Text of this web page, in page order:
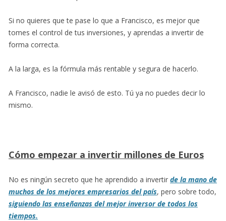
Si no quieres que te pase lo que a Francisco, es mejor que
tomes el control de tus inversiones, y aprendas a invertir de
forma correcta.
A la larga, es la fórmula más rentable y segura de hacerlo.
A Francisco, nadie le avisó de esto. Tú ya no puedes decir lo
mismo.
Cómo empezar a invertir millones de Euros
No es ningún secreto que he aprendido a invertir de la mano de
muchos de los mejores empresarios del país, pero sobre todo,
siguiendo las enseñanzas del mejor inversor de todos los
tiempos.